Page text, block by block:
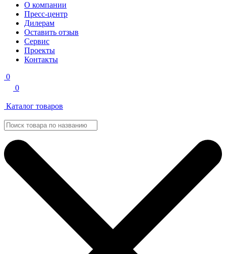
О компании
Пресс-центр
Дилерам
Оставить отзыв
Сервис
Проекты
Контакты
0
0
Каталог товаров